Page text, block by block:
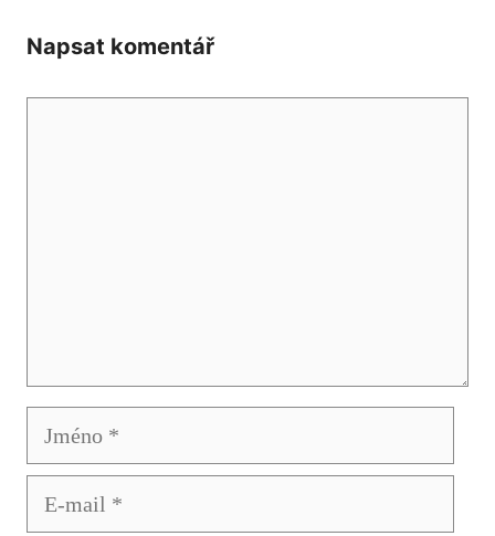
Napsat komentář
Jméno